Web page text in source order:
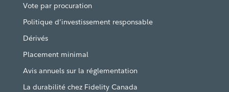
Vote par procuration
Politique d’investissement responsable
Dérivés
Placement minimal
Avis annuels sur la réglementation
La durabilité chez Fidelity Canada